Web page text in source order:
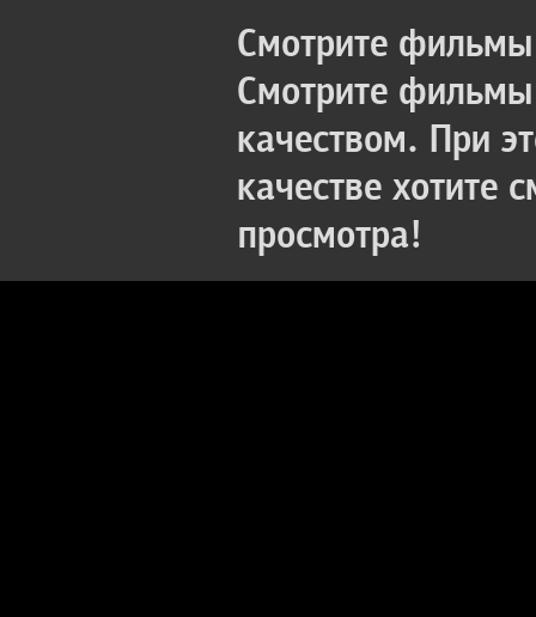
Смотрите
Смотрите
качеством. При
качестве хотите
просмотра!